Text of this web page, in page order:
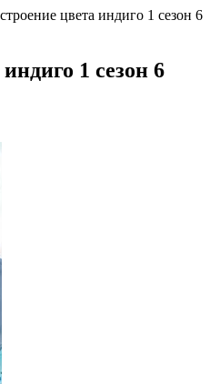
цвета индиго 1 сезон 6
1 сезон 6